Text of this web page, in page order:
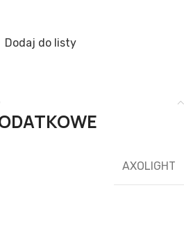
Dodaj do listy
AXOLIGHT